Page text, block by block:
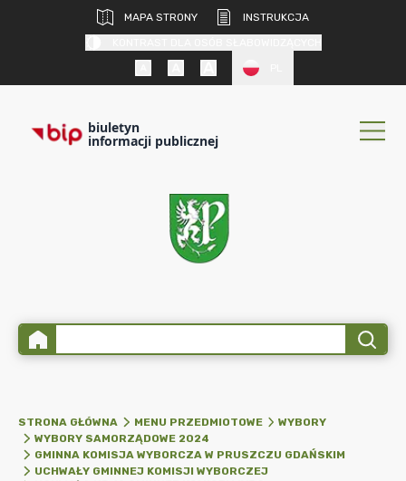
MAPA STRONY
INSTRUKCJA
biuletyn
informacji publicznej
STRONA GŁÓWNA MENU PRZEDMIOTOWE
WYBORY
WYBORY SAMORZĄDOWE 2024
GMINNA KOMISJA WYBORCZA W PRUSZCZU GDAŃSKIM
UCHWAŁY GMINNEJ KOMISJI WYBORCZEJ